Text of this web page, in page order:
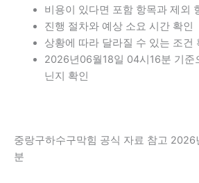
비용이 있다면 포함 항목과 제외
진행 절차와 예상 소요 시간 확인
상황에 따라 달라질 수 있는 조건
2026년06월18일 04시16분 기준
닌지 확인
중랑구하수구막힘 공식 자료 참고
분